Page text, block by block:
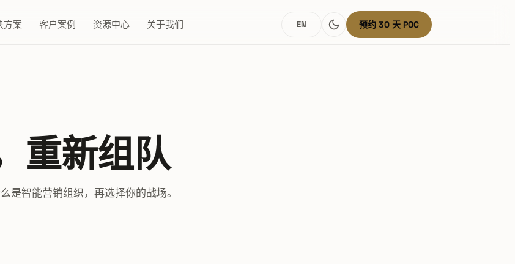
方案 客户案例 资源中心 关于我们 EN 预约 30 天 POC
重新组队
是智能营销组织，再选择你的战场。